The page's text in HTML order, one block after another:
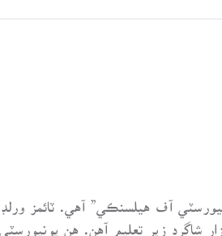
آف هيلسنڪي” آهي. ٽائمز ورلڊ
زيرِ تعليم آهن. هن